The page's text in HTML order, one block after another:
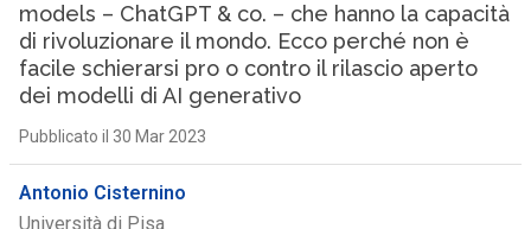
models – ChatGPT & co. – che hanno la capacità
di rivoluzionare il mondo. Ecco perché non è
facile schierarsi pro o contro il rilascio aperto
dei modelli di AI generativo
Pubblicato il 30 Mar 2023
Antonio Cisternino
Università di Pisa